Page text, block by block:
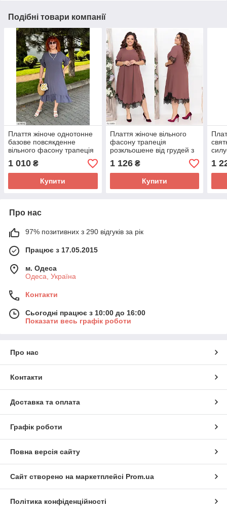
Подібні товари компанії
Плаття жіноче однотонне
базове повсякденне
вільного фасону трапеція
великі розміри
1 010 ₴
Купити
Плаття жіноче вільного
фасону трапеція
розкльошене від грудей з
мереживом великі розміри
48-66 арт 3517
1 126₴
Купити
1
Про нас
97% позитивних з 290 відгуків за рік
Працює з 17.05.2015
м. Одеса
Одеса, Україна
Контакти
Сьогодні працює з 10:00 до 16:00
Показати весь графік роботи
Про нас
Контакти
Доставка та оплата
Графік роботи
Повна версія сайту
Сайт створено на маркетплейсі Prom.ua
Політика конфіденційності